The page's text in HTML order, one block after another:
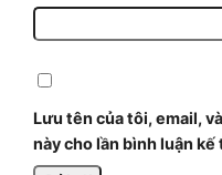
Lưu tên của tôi, email,
này cho lần bình luận